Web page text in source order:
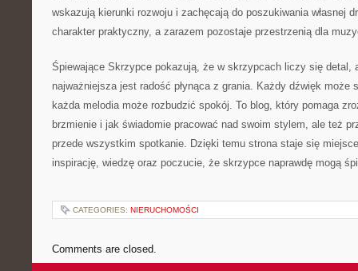
wskazują kierunki rozwoju i zachęcają do poszukiwania własnej
charakter praktyczny, a zarazem pozostaje przestrzenią dla
Śpiewające Skrzypce pokazują, że w skrzypcach liczy się detal,
najważniejsza jest radość płynąca z grania. Każdy dźwięk może
każda melodia może rozbudzić spokój. To blog, który pomaga
brzmienie i jak świadomie pracować nad swoim stylem, ale też
przede wszystkim spotkanie. Dzięki temu strona staje się
inspirację, wiedzę oraz poczucie, że skrzypce naprawdę mogą
CATEGORIES: NIERUCHOMOŚCI
Comments are closed.